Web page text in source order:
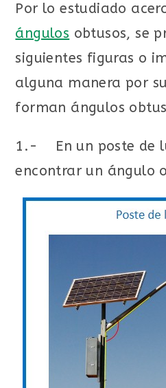
Por lo estudiado
ángulos obtusos, se
siguientes figuras o
alguna manera por
forman ángulos
1.- En un poste de
encontrar un ángulo